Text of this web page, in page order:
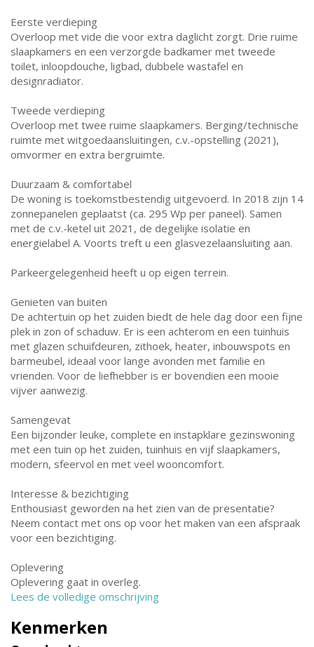
Eerste verdieping
Overloop met vide die voor extra daglicht zorgt. Drie ruime
slaapkamers en een verzorgde badkamer met tweede
toilet, inloopdouche, ligbad, dubbele wastafel en
designradiator.
Tweede verdieping
Overloop met twee ruime slaapkamers. Berging/technische
ruimte met witgoedaansluitingen, c.v.-opstelling (2021),
omvormer en extra bergruimte.
Duurzaam & comfortabel
De woning is toekomstbestendig uitgevoerd. In 2018 zijn 14
zonnepanelen geplaatst (ca. 295 Wp per paneel). Samen
met de c.v.-ketel uit 2021, de degelijke isolatie en
energielabel A. Voorts treft u een glasvezelaansluiting aan.
Parkeergelegenheid heeft u op eigen terrein.
Genieten van buiten
De achtertuin op het zuiden biedt de hele dag door een fijne
plek in zon of schaduw. Er is een achterom en een tuinhuis
met glazen schuifdeuren, zithoek, heater, inbouwspots en
barmeubel, ideaal voor lange avonden met familie en
vrienden. Voor de liefhebber is er bovendien een mooie
vijver aanwezig.
Samengevat
Een bijzonder leuke, complete en instapklare gezinswoning
met een tuin op het zuiden, tuinhuis en vijf slaapkamers,
modern, sfeervol en met veel wooncomfort.
Interesse & bezichtiging
Enthousiast geworden na het zien van de presentatie?
Neem contact met ons op voor het maken van een afspraak
voor een bezichtiging.
Oplevering
Oplevering gaat in overleg.
Lees de volledige omschrijving
Kenmerken